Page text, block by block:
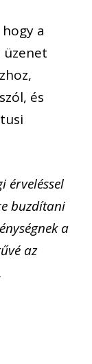
a
üzenet
és
érveléssel
buzdítani
a
az